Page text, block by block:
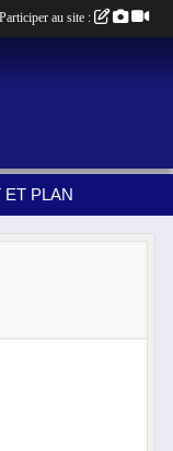
ET PLAN
Participer au site :